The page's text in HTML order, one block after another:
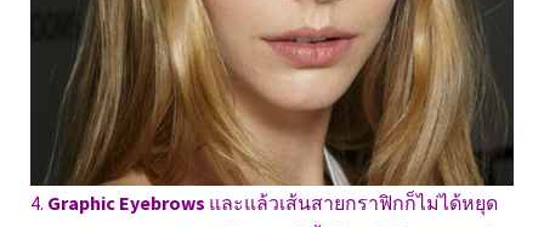
4. Graphic Eyebrows และแล้วเส้นสายกราฟิกก็ไม่ได้หยุด